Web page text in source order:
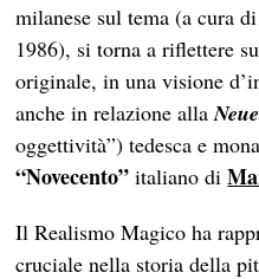
milanese sul tema (a cura
1986), si torna a riflettere
originale, in una visione
anche in relazione alla
oggettività”) tedesca e
“Novecento” italiano di
Il Realismo Magico ha
cruciale nella storia della